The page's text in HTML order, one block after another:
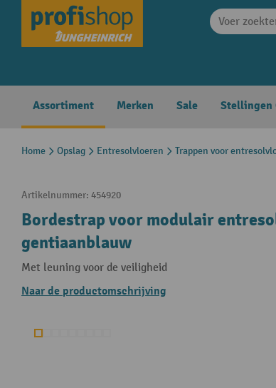
Skip to main navigation
Assortiment Merken Sale Stellingen
Home Opslag Entresolvloeren Trappen voor
Artikelnummer: 454920
Bordestrap voor modulair
gentiaanblauw
Met leuning voor de veiligheid
Naar de productomschrijving